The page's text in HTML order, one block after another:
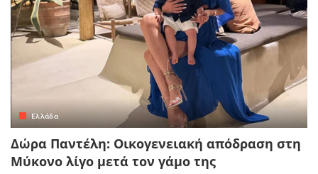
Ελλάδα
Δώρα Παντέλη: Οικογενειακή απόδραση στη
Μύκονο λίγο μετά τον γάμο της